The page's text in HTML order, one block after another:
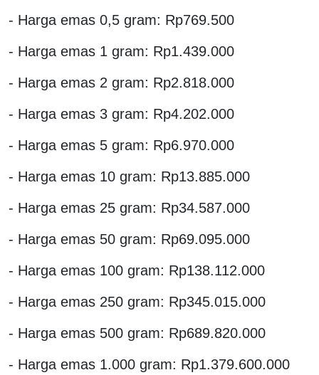
- Harga emas 0,5 gram: Rp769.500
- Harga emas 1 gram: Rp1.439.000
- Harga emas 2 gram: Rp2.818.000
- Harga emas 3 gram: Rp4.202.000
- Harga emas 5 gram: Rp6.970.000
- Harga emas 10 gram: Rp13.885.000
- Harga emas 25 gram: Rp34.587.000
- Harga emas 50 gram: Rp69.095.000
- Harga emas 100 gram: Rp138.112.000
- Harga emas 250 gram: Rp345.015.000
- Harga emas 500 gram: Rp689.820.000
- Harga emas 1.000 gram: Rp1.379.600.000